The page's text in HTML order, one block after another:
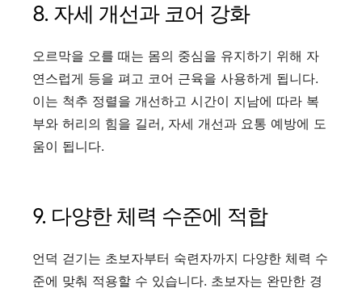
8. 자세 개선과 코어 강화
오르막을 오를 때는 몸의 중심을 유지하기 위해 자
연스럽게 등을 펴고 코어 근육을 사용하게 됩니다.
이는 척추 정렬을 개선하고 시간이 지남에 따라 복
부와 허리의 힘을 길러, 자세 개선과 요통 예방에 도
움이 됩니다.
9. 다양한 체력 수준에 적합
언덕 걷기는 초보자부터 숙련자까지 다양한 체력 수
준에 맞춰 적용할 수 있습니다. 초보자는 완만한 경